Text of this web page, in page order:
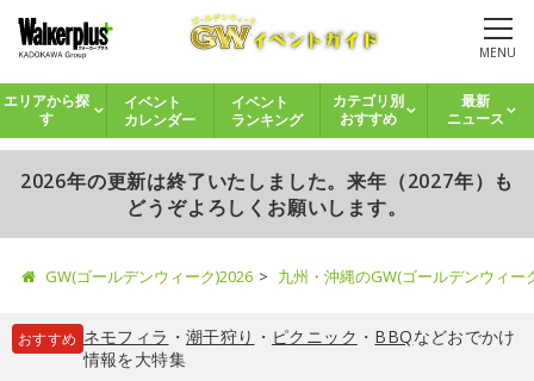
MENU
エリアから探
す
イベント
カレンダー
イベント
ランキング
カテゴリ別
おすすめ
最新
ニュース
2026年の更新は終了いたしました。来年（2027年）も
どうぞよろしくお願いします。
GW(ゴールデンウィーク)2026 九州・沖縄のGW(ゴールデンウィ
おすすめ ネモフィラ ・ 潮干狩り ・ ピクニック ・ BBQなどおでかけ
情報を大特集